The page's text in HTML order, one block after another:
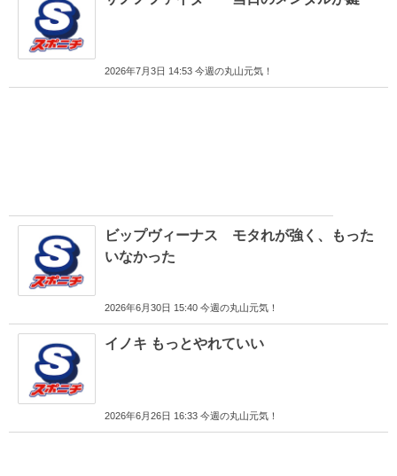
2026年7月3日 14:53 今週の丸山元気！
ビップヴィーナス モタれが強く、もった
いなかった
2026年6月30日 15:40 今週の丸山元気！
イノキ もっとやれていい
2026年6月26日 16:33 今週の丸山元気！